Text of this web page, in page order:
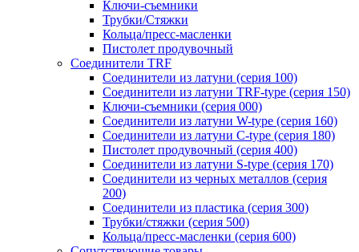
Ключи-cъемники
Трубки/Стяжки
Кольца/пресс-масленки
Пистолет продувочный
Соединители TRF
Соединители из латуни (серия 100)
Соединители из латуни TRF-type (серия 150)
Ключи-съемники (серия 000)
Соединители из латуни W-type (серия 160)
Соединители из латуни С-type (серия 180)
Пистолет продувочный (серия 400)
Соединители из латуни S-type (серия 170)
Соединители из черных металлов (серия
200)
Соединители из пластика (серия 300)
Трубки/стяжки (серия 500)
Кольца/пресс-масленки (серия 600)